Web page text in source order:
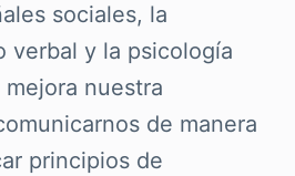
sociales, la
verbal y la psicología
nuestra
de manera
principios de